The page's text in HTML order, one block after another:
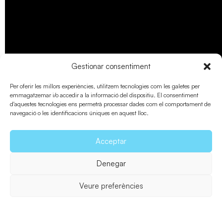
Gestionar consentiment
Per oferir les millors experiències, utilitzem tecnologies com les galetes per
emmagatzemar i/o accedir a la informació del dispositiu. El consentiment
d'aquestes tecnologies ens permetrà processar dades com el comportament de
navegació o les identificacions úniques en aquest lloc.
Acceptar
Denegar
Veure preferències